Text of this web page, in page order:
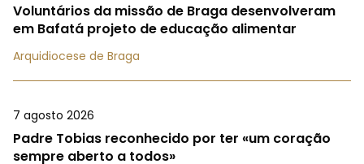
Voluntários da missão de Braga desenvolveram
em Bafatá projeto de educação alimentar
Arquidiocese de Braga
7 agosto 2026
Padre Tobias reconhecido por ter «um coração
sempre aberto a todos»